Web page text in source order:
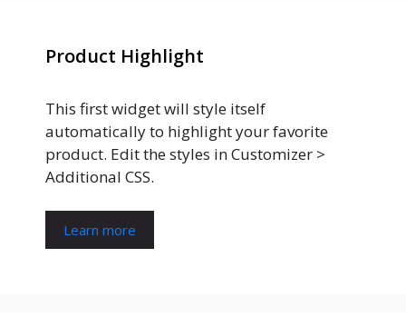
Product Highlight
This first widget will style itself
automatically to highlight your favorite
product. Edit the styles in Customizer >
Additional CSS.
Learn more